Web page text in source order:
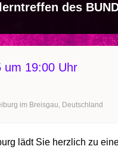
des
um 19:00 Uhr
im Breisgau Deutschland
lädt Sie herzlich zu